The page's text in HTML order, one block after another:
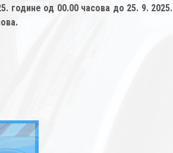
године од 00.00 часова до 25. 9. 2025.